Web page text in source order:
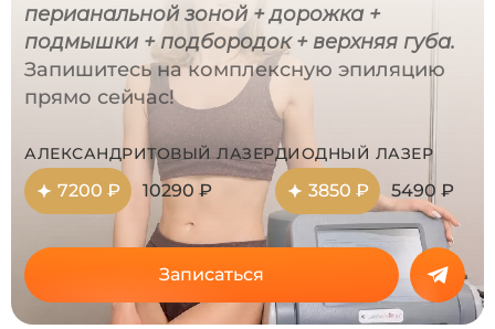
перианальной зоной + дорожка +
подмышки + подбородок + верхняя губа.
Запишитесь на комплексную эпиляцию
прямо сейчас!
АЛЕКСАНДРИТОВЫЙ ЛАЗЕР
7200 ₽ 10290 ₽
ДИОДНЫЙ ЛАЗЕР
3850 ₽ 5490 ₽
Записаться